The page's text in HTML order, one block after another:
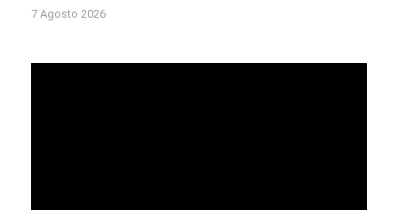
7 Agosto 2026